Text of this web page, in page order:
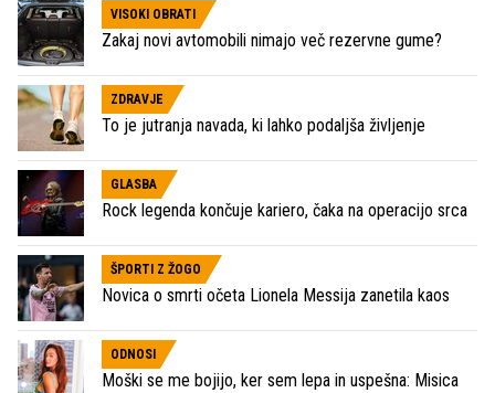
VISOKI OBRATI
Zakaj novi avtomobili nimajo več rezervne gume?
ZDRAVJE
To je jutranja navada, ki lahko podaljša življenje
GLASBA
Rock legenda končuje kariero, čaka na operacijo srca
ŠPORTI Z ŽOGO
Novica o smrti očeta Lionela Messija zanetila kaos
ODNOSI
Moški se me bojijo, ker sem lepa in uspešna: Misica